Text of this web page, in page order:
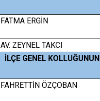
FATMA ERGİN
AV. ZEYNEL TAKCI
İLÇE GENEL
FAHRETTİN ÖZÇOBAN